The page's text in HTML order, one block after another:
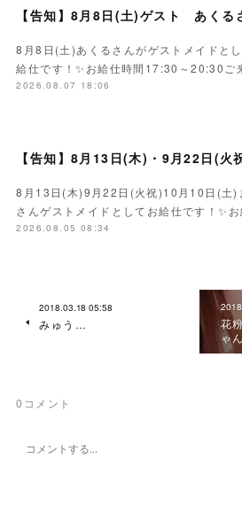
8月8日(土)あくるさんがゲストメイドと
給仕です！✨お給仕時間17:30～20:30ご
2026.08.07 18:06
8月13日(木)9月22日(火祝)10月10日(土)
さんゲストメイドとしてお給仕です！✨
2026.08.05 08:34
2018.03.18 05:58
みゅう…
花
ゃん
0 コメント